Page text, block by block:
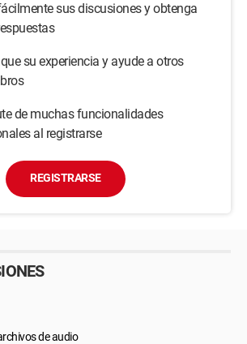
sus discusiones y obtenga
su experiencia y ayude a otros
de muchas funcionalidades
al registrarse
REGISTRARSE
de audio